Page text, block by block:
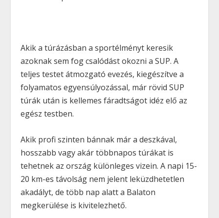
Akik a túrázásban a sportélményt keresik
azoknak sem fog csalódást okozni a SUP. A
teljes testet átmozgató evezés, kiegészítve a
folyamatos egyensúlyozással, már rövid SUP
túrák után is kellemes fáradtságot idéz elő az
egész testben.
Akik profi szinten bánnak már a deszkával,
hosszabb vagy akár többnapos túrákat is
tehetnek az ország különleges vizein. A napi 15-
20 km-es távolság nem jelent leküzdhetetlen
akadályt, de több nap alatt a Balaton
megkerülése is kivitelezhető.